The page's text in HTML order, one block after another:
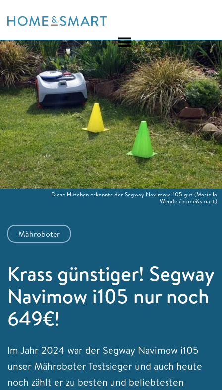
to
Mähroboter
Krass günstiger! Segway
Navimow i105 nur noch
649€!
Im Jahr 2024 war der Segway Navimow i105
unser Mähroboter Testsieger und auch heute
noch zählt er zu besten und beliebtesten
Diese Hütchen erkannte der Segway Navimow i105 gut (Mariella
Wendel/home&smart)